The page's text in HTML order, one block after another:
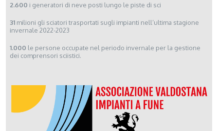
2.600 i generatori di neve posti lungo le piste di sci
31 milioni gli sciatori trasportati sugli impianti nell’ultima stagione
invernale 2022-2023
1.000 le persone occupate nel periodo invernale per la gestione
dei comprensori sciistici.